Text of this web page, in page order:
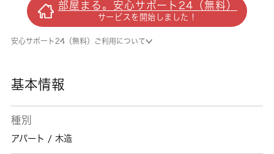
りです。高ニーズな駅近の物件で、徒歩3分で
駅に行くことができます。物件についてのご要
望、入居希望の日からお聞きいたします。鶴ヶ
部屋まる。安心サポート24（無料）
サービスを開始しました！
安心サポート24（無料）ご利用について
基本情報
種別
アパート / 木造